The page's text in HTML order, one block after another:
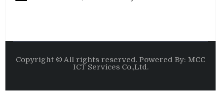
Copyright © All rights reserved. Powered By: MCC
ICT Services Co.,Ltd.